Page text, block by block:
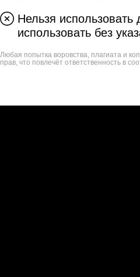
Нельзя использовать
использовать без
Любая попытка воровства, плагиата и
прав, что повлечёт ответственность в